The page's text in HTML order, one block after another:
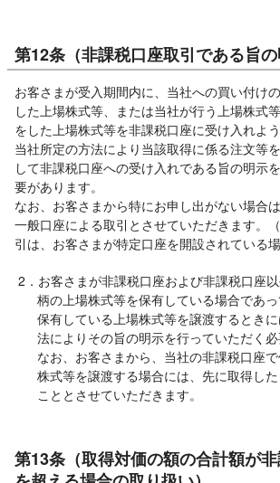
第12条（非課税口座取引である旨の
お客さまが受入期間内に、当社への買い付け
した上場株式等、または当社が行う上場株式
をした上場株式等を非課税口座に受け入れよう
当社所定の方法により当該取得に係る注文等
して非課税口座への受け入れである旨の明示
要があります。
なお、お客さまから特にお申し出がない場合
一般口座による取引とさせていただきます。
引は、お客さまが特定口座を開設されている
2．お客さまが非課税口座および非課税口座
柄の上場株式等を保有している場合であ
保有している上場株式等を譲渡するとき
法によりその旨の明示を行っていただく必
なお、お客さまから、当社の非課税口座
株式等を譲渡する場合には、先に取得し
こととさせていただきます。
第13条（取得対価の額の合計額が